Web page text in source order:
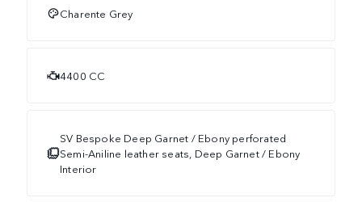
Charente Grey
4400 CC
SV Bespoke Deep Garnet / Ebony perforated
Semi-Aniline leather seats, Deep Garnet / Ebony
Interior